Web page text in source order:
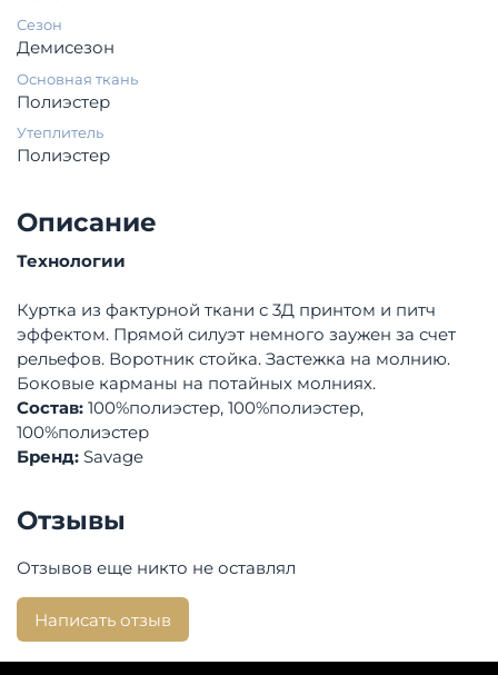
Сезон
Демисезон
Основная ткань
Полиэстер
Утеплитель
Полиэстер
Описание
Технологии
Куртка из фактурной ткани с 3Д принтом и питч
эффектом. Прямой силуэт немного заужен за счет
рельефов. Воротник стойка. Застежка на молнию.
Боковые карманы на потайных молниях.
Состав: 100%полиэстер, 100%полиэстер,
100%полиэстер
Бренд: Savage
Отзывы
Отзывов еще никто не оставлял
Написать отзыв